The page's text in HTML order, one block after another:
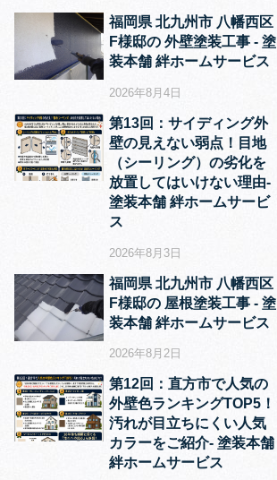
福岡県 北九州市 八幡西区
F様邸の 外壁塗装工事 ‐ 塗
装本舗 絆ホームサービス
2026年8月4日
第13回：サイディング外
壁の見えない弱点！目地
（シーリング）の劣化を
放置してはいけない理由‐
塗装本舗 絆ホームサービ
ス
2026年8月3日
福岡県 北九州市 八幡西区
F様邸の 屋根塗装工事 ‐ 塗
装本舗 絆ホームサービス
2026年8月2日
第12回：直方市で人気の
外壁色ランキングTOP5！
汚れが目立ちにくい人気
カラーをご紹介‐ 塗装本舗
絆ホームサービス